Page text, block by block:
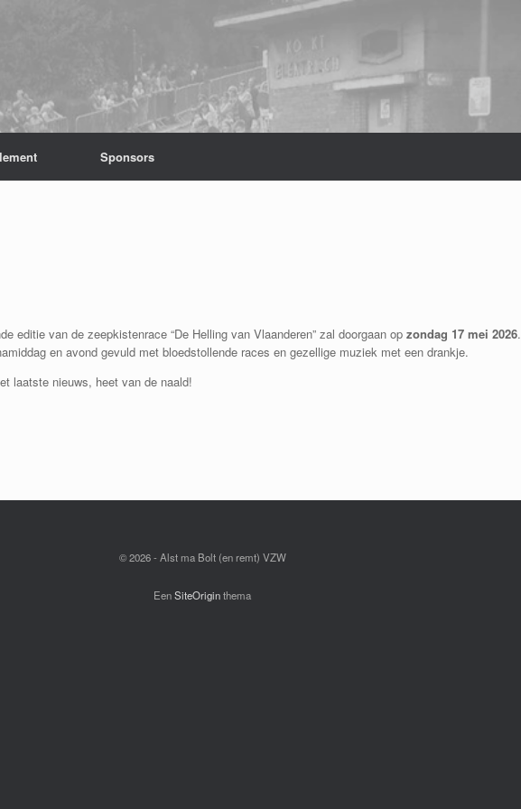
Sponsors
editie van de zeepkistenrace “De Helling van Vlaanderen” zal doorgaan op zondag 17 mei 2026.
en avond gevuld met bloedstollende races en gezellige muziek met een drankje.
laatste nieuws, heet van de naald!
© 2026 - Alst ma Bolt (en remt) VZW
EenSiteOriginthema